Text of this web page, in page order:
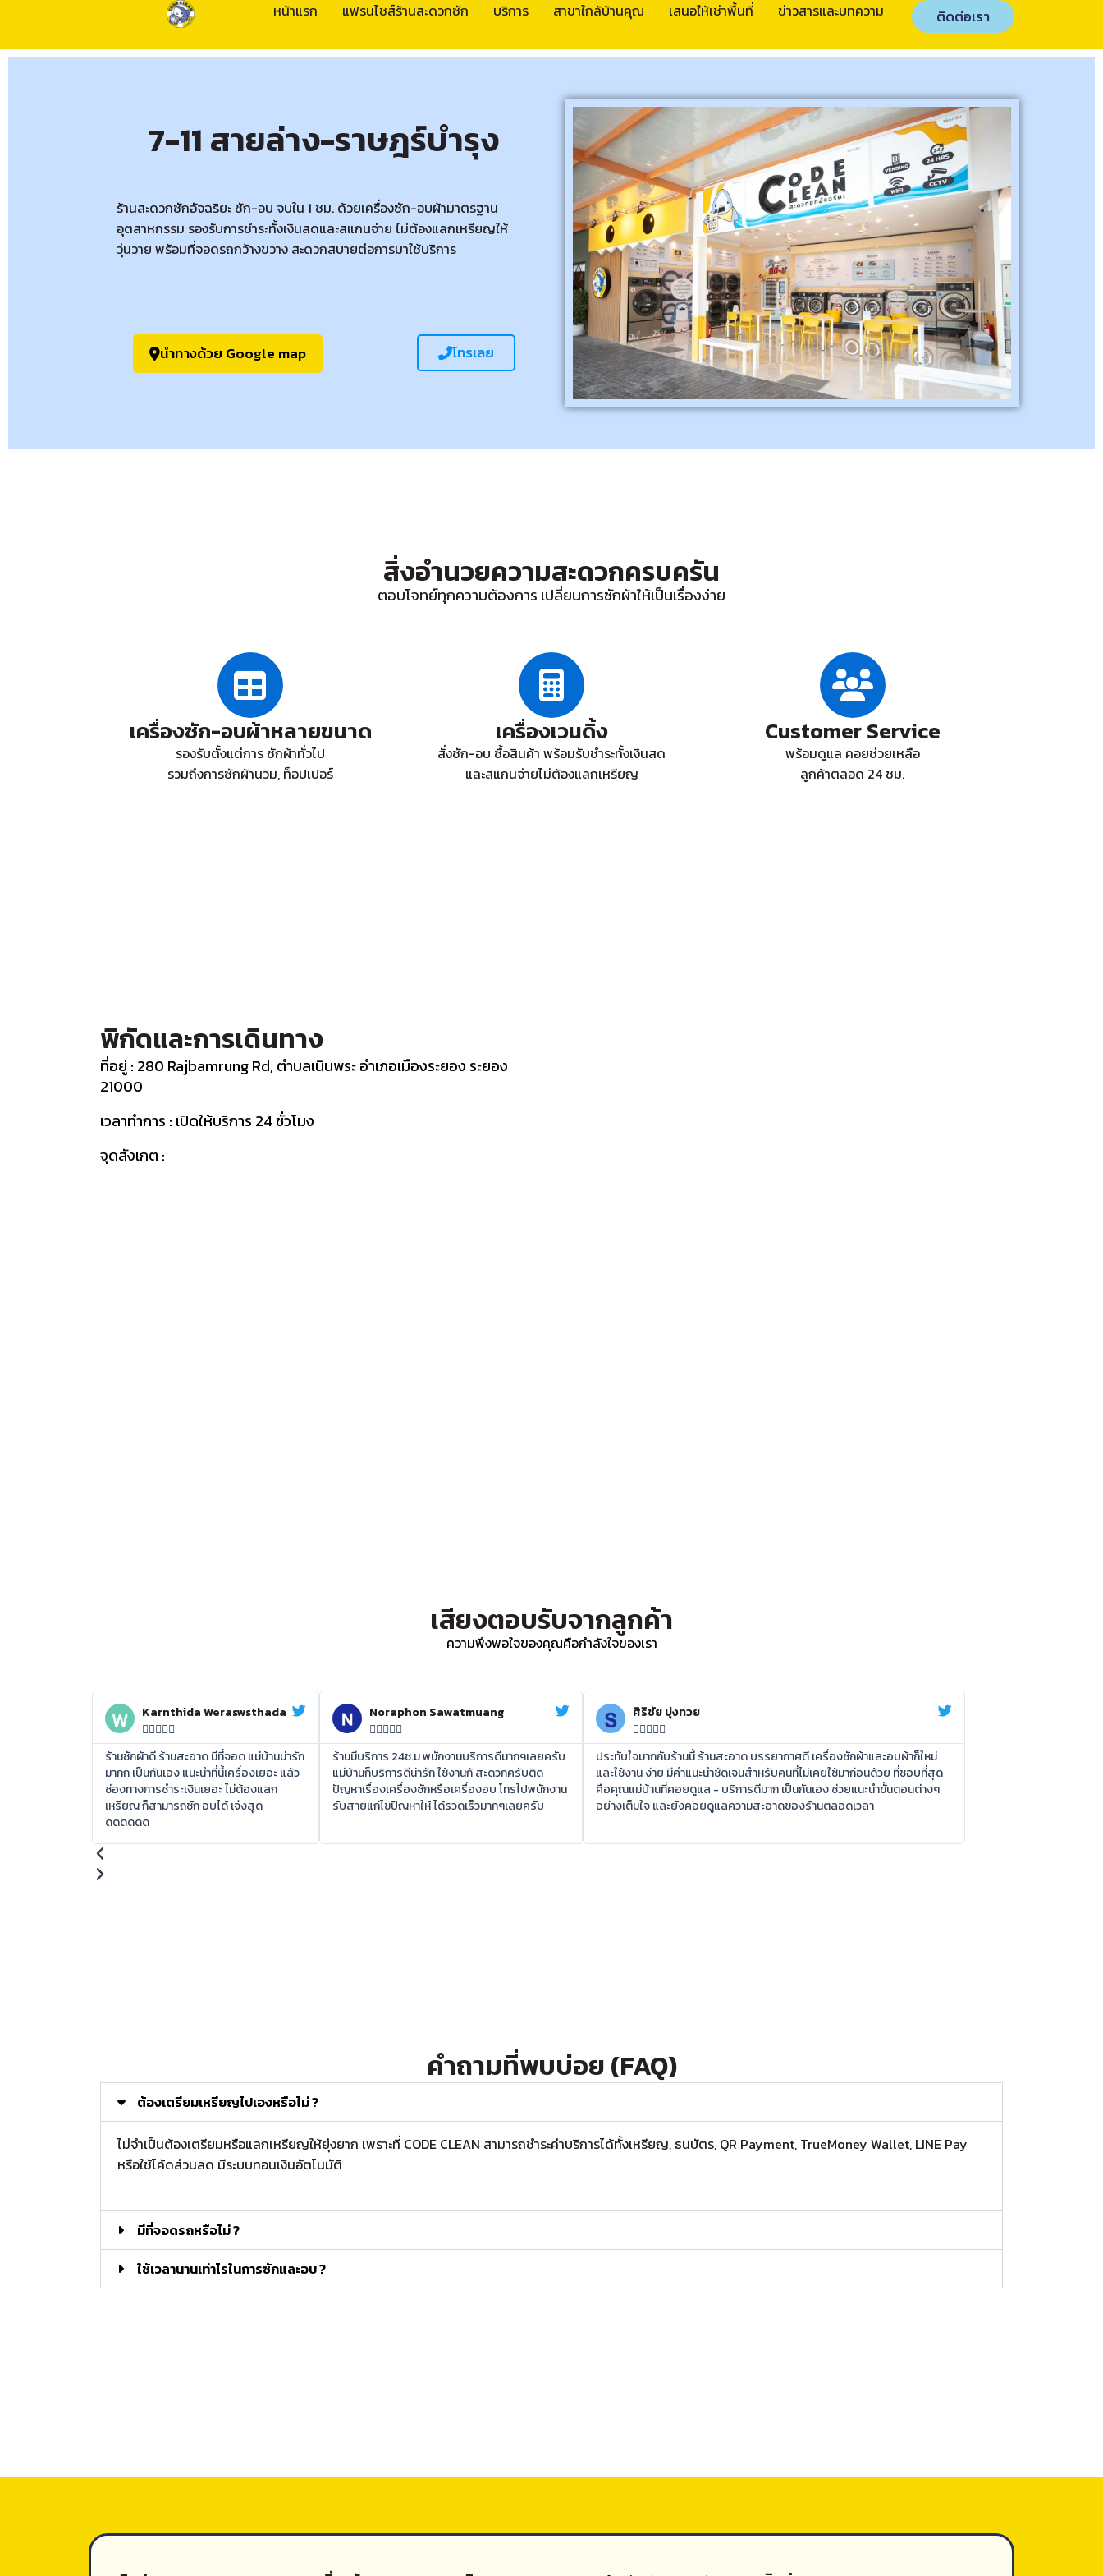
หน้าแรก แฟรนไชส์ร้านสะดวกซัก บริการ สาขาใกล้บ้านคุณ เสนอให้เช่าพื้นที่ ข่าวสารและบทความ ติดต่อเรา
7-11 สายล่าง-ราษฎร์บำรุง
ร้านสะดวกซักอัจฉริยะ ซัก-อบ จบใน 1 ชม. ด้วยเครื่องซัก-อบผ้ามาตรฐาน
อุตสาหกรรม รองรับการชำระทั้งเงินสดและสแกนจ่าย ไม่ต้องแลกเหรียญให้
วุ่นวาย พร้อมที่จอดรถกว้างขวาง สะดวกสบายต่อการมาใช้บริการ
นำทางด้วย Google map โทรเลย
สิ่งอำนวยความสะดวกครบครัน
ตอบโจทย์ทุกความต้องการ เปลี่ยนการซักผ้าให้เป็นเรื่องง่าย
เครื่องซัก-อบผ้าหลายขนาด
รองรับตั้งแต่การ ซักผ้าทั่วไป
รวมถึงการซักผ้านวม, ท็อปเปอร์
เครื่องเวนดิ้ง
สั่งซัก-อบ ซื้อสินค้า พร้อมรับชำระทั้งเงินสด
และสแกนจ่ายไม่ต้องแลกเหรียญ
Customer Service
พร้อมดูแล คอยช่วยเหลือ
ลูกค้าตลอด 24 ชม.
พิกัดและการเดินทาง
ที่อยู่ : 280 Rajbamrung Rd, ตำบลเนินพระ อำเภอเมืองระยอง ระยอง
21000
เวลาทำการ : เปิดให้บริการ 24 ชั่วโมง
จุดสังเกต :
เสียงตอบรับจากลูกค้า
ความพึงพอใจของคุณคือกำลังใจของเรา
Karnthida Weraswsthada

ร้านซักผ้าดี ร้านสะอาด มีที่จอด แม่บ้านน่ารัก
มากก เป็นกันเอง แนะนำที่นี้เครื่องเยอะ แล้ว
ช่องทางการชำระเงินเยอะ ไม่ต้องแลก
เหรียญ ก็สามารถชัก อบได้ เจ๋งสุด
ดดดดดด
Noraphon Sawatmuang

ร้านมีบริการ 24ช.ม พนักงานบริการดีมากๆเลยครับ
แม่บ้านก็บริการดีน่ารัก ใช้งานก้ สะดวกครับติด
ปัญหาเรื่องเครื่องซักหรือเครื่องอบ โทรไปพนักงาน
รับสายแก่ไขปัญหาให้ ได้รวดเร็วมากๆเลยครับ
ศิริชัย บุ่งทวย

ประทับใจมากกับร้านนี้ ร้านสะอาด บรรยากาศดี เครื่องซักผ้าและอบผ้าก็ใหม่
และใช้งาน ง่าย มีคำแนะนำชัดเจนสำหรับคนที่ไม่เคยใช้มาก่อนด้วย ที่ชอบที่สุด
คือคุณแม่บ้านที่คอยดูแล - บริการดีมาก เป็นกันเอง ช่วยแนะนำขั้นตอนต่างๆ
อย่างเต็มใจ และยังคอยดูแลความสะอาดของร้านตลอดเวลา
คำถามที่พบบ่อย (FAQ)
ต้องเตรียมเหรียญไปเองหรือไม่ ?
ไม่จำเป็นต้องเตรียมหรือแลกเหรียญให้ยุ่งยาก เพราะที่ CODE CLEAN สามารถชำระค่าบริการได้ทั้งเหรียญ, ธนบัตร, QR Payment, TrueMoney Wallet, LINE Pay
หรือใช้โค้ดส่วนลด มีระบบทอนเงินอัตโนมัติ
มีที่จอดรถหรือไม่ ?
ใช้เวลานานเท่าไรในการซักและอบ ?